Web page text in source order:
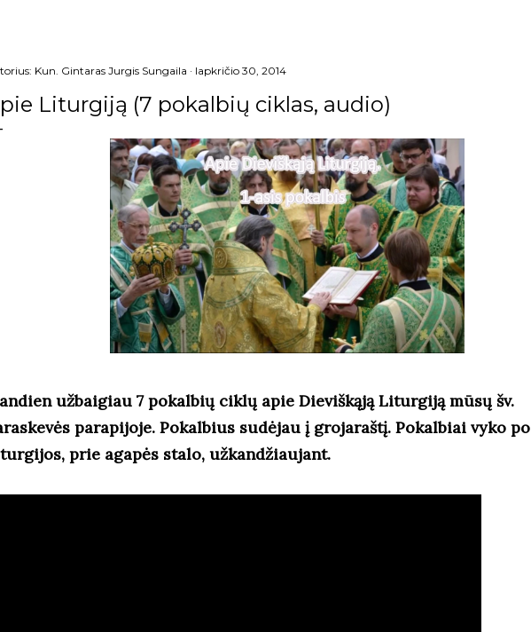
Kun. Gintaras Jurgis Sungaila lapkričio 30, 2014
Liturgiją (7 pokalbių ciklas, audio)
užbaigiau 7 pokalbių ciklų apie Dieviškąją Liturgiją mūsų šv.
parapijoje. Pokalbius sudėjau į grojaraštį. Pokalbiai vyko po
prie agapės stalo, užkandžiaujant.